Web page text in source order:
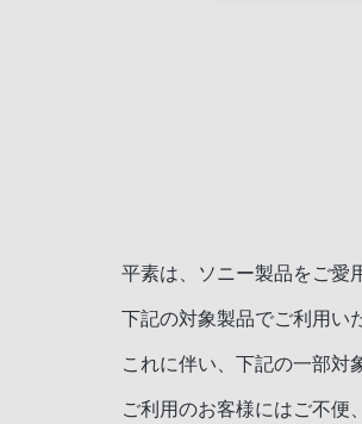
平素は、ソニー製品をご愛
下記の対象製品でご利用い
これに伴い、下記の一部対
ご利用のお客様にはご不便